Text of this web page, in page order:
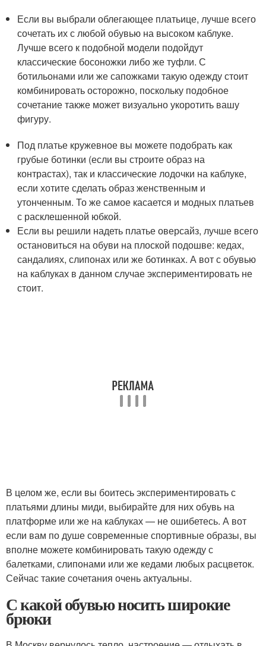
Если вы выбрали облегающее платьице, лучше всего
сочетать их с любой обувью на высоком каблуке.
Лучше всего к подобной модели подойдут
классические босоножки либо же туфли. С
ботильонами или же сапожками такую одежду стоит
комбинировать осторожно, поскольку подобное
сочетание также может визуально укоротить вашу
фигуру.
Под платье кружевное вы можете подобрать как
грубые ботинки (если вы строите образ на
контрастах), так и классические лодочки на каблуке,
если хотите сделать образ женственным и
утонченным. То же самое касается и модных платьев
с расклешенной юбкой.
Если вы решили надеть платье оверсайз, лучше всего
остановиться на обуви на плоской подошве: кедах,
сандалиях, слипонах или же ботинках. А вот с обувью
на каблуках в данном случае экспериментировать не
стоит.
В целом же, если вы боитесь экспериментировать с
платьями длины миди, выбирайте для них обувь на
платформе или же на каблуках — не ошибетесь. А вот
если вам по душе современные спортивные образы, вы
вполне можете комбинировать такую одежду с
балетками, слипонами или же кедами любых расцветок.
Сейчас такие сочетания очень актуальны.
С какой обувью носить широкие
брюки